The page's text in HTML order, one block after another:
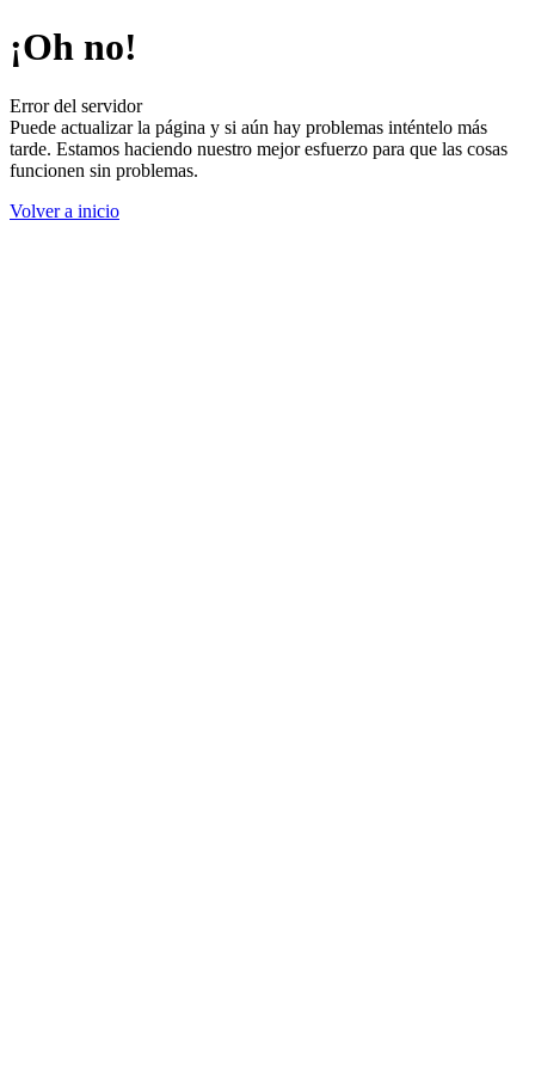
¡Oh no!
Error del servidor
Puede actualizar la página y si aún hay problemas inténtelo más
tarde. Estamos haciendo nuestro mejor esfuerzo para que las cosas
funcionen sin problemas.
Volver a inicio